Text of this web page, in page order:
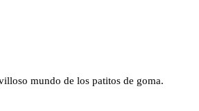
mundo de los patitos de goma.